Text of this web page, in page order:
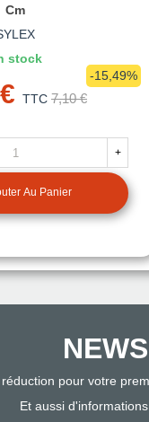
Cm
stock
TTC 7,10 €
-15,49%
+
Au Panier
pour votre
Et aussi